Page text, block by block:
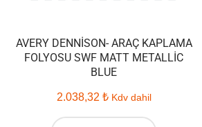
AVERY DENNISON- ARAÇ KAPLAMA
FOLYOSU SWF MATT METALLIC
BLUE
2.038,32 ₺ Kdv dahil